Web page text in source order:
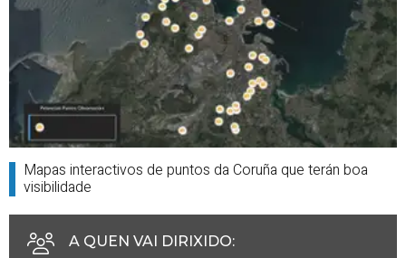
Mapas interactivos de puntos da Coruña que terán boa
visibilidade
A QUEN VAI DIRIXIDO: